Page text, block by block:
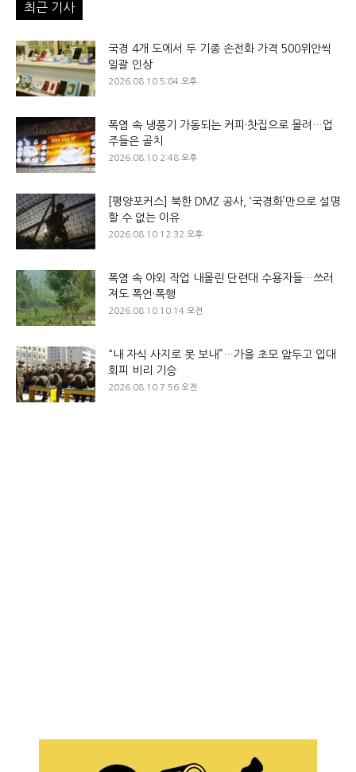
최근 기사
국경 4개 도에서 두 기종 손전화 가격 500위안씩
일괄 인상
2026.08.10 5:04 오후
폭염 속 냉풍기 가동되는 커피·찻집으로 몰려…업
주들은 골치
2026.08.10 2:48 오후
[평양포커스] 북한 DMZ 공사, ‘국경화’만으로 설명
할 수 없는 이유
2026.08.10 12:32 오후
폭염 속 야외 작업 내몰린 단련대 수용자들…쓰러
져도 폭언·폭행
2026.08.10 10:14 오전
“내 자식 사지로 못 보내”…가을 초모 앞두고 입대
회피 비리 기승
2026.08.10 7:56 오전